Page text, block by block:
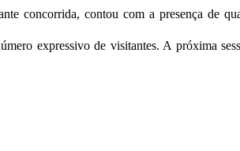
concorrida, contou com a presença de
expressivo de visitantes. A próxima